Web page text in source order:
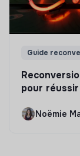
Guide
pour
Noëmie